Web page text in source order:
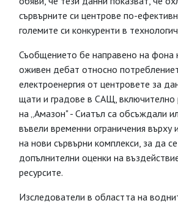
сървърните си центрове по-
големите си конкуренти в
Съобщението бе направено на фона
оживен дебат относно
електроенергия от центровете за
щати и градове в САЩ, включително
на „Амазон" - Сиатъл са обсъждали
въвели временни ограничения върху
на нови сървърни комплекси, за да
допълнителни оценки на
ресурсите.
Изследователи в областта на